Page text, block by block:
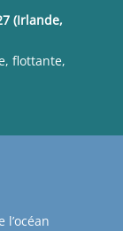
(Irlande,
flottante,